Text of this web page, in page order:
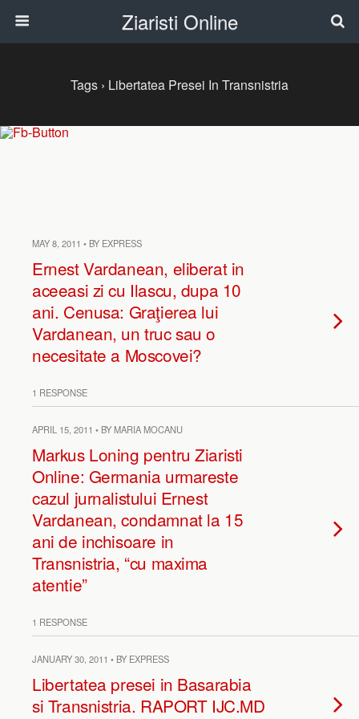
Ziaristi Online
Tags › Libertatea Presei In Transnistria
MAY 8, 2011 • BY EXPRESS
Ernest Vardanean, eliberat in
aceeasi zi cu Ilascu, dupa 10
ani. Cenusa: Graţierea lui
Vardanean, un truc sau o
necesitate a Moscovei?
1 RESPONSE
APRIL 15, 2011 • BY MARIA MOCANU
Markus Loning pentru Ziaristi
Online: Germania urmareste
cazul jurnalistului Ernest
Vardanean, condamnat la 15
ani de inchisoare in
Transnistria, “cu maxima
atentie”
1 RESPONSE
JANUARY 30, 2011 • BY EXPRESS
Libertatea presei in Basarabia
si Transnistria. RAPORT IJC.MD